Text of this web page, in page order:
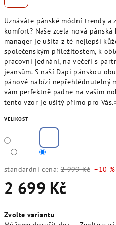
Uznáváte pánské módní trendy a
komfort? Naše zcela nová
manager je ušita z té nejlepší
společenským příležitostem, k
pracovní jednání, na večeři s
jeansům. S naší Dapi pánskou
pánové nabízí nepřehlédnutelný
vám perfektně padne na vašim
tento vzor je ušitý přímo pro
VELIKOST
standardní cena: 2 999 Kč –10 %
2 699 Kč
cena:
Zvolte variantu